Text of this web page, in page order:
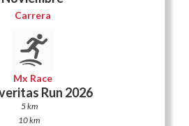
Carrera
Mx Race
Run 2026
5 km
10 km